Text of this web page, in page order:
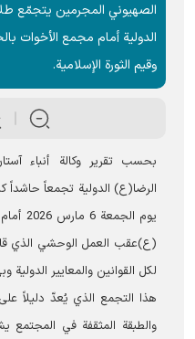
الصهيوني المجرمین يتجمّع
الدولية أمام مجمع الأخوات
وقیم الثورة الإسلامية.
بحسب تقرير وکالة أنباء
يوم
(ع)عقب العمل الوحشي الذي
لکل القوانین والمعاییر
هذا التجمع الذي يُعدّ دليلاً
والطبقة المثقفة في المجتمع